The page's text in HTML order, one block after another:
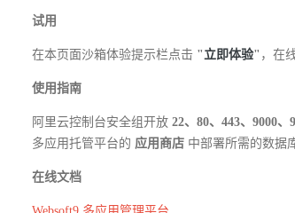
试用
在本页面沙箱体验提示栏点击 "立即体验" ，在
使用指南
阿里云控制台安全组开放 22、80、443、9000、
多应用托管平台的 应用商店 中部署所需的数据
在线文档